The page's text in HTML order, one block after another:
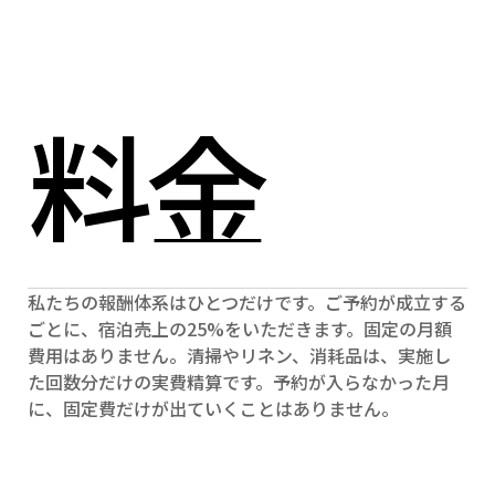
料金
私たちの報酬体系はひとつだけです。ご予約が成立する
ごとに、宿泊売上の25%をいただきます。固定の月額
費用はありません。清掃やリネン、消耗品は、実施し
た回数分だけの実費精算です。予約が入らなかった月
に、固定費だけが出ていくことはありません。